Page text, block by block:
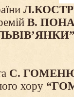
В.
С.
хору